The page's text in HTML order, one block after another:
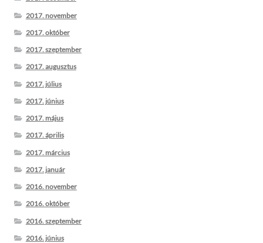
2017. november
2017. október
2017. szeptember
2017. augusztus
2017. július
2017. június
2017. május
2017. április
2017. március
2017. január
2016. november
2016. október
2016. szeptember
2016. június